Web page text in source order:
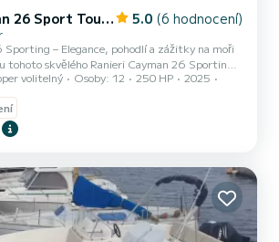
Ranieri Cayman 26 Sport Touring 5.0 (6 hodnocení)
Sporting – Elegance, pohodlí a zážitky na moři
tohoto skvělého Ranieri Cayman 26 Sporting,
kombinuje pohodlí, výkon a přívětivost pro
na moři. Ideální pro výlet s přáteli nebo
polosamonosný člun vám umožní objevovat
Díky své velké přední
zadním sedadlům a prostornému
volitelný Osoby: 12 250 HP
2025